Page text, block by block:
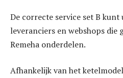
De correcte service set B
leveranciers en webshops die
Remeha onderdelen.
Afhankelijk van het